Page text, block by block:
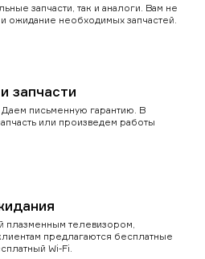
запчасти, так и аналоги. Вам не
ожидание необходимых запчастей.
запчасти
письменную гарантию. В
или произведем работы
плазменным телевизором,
предлагаются бесплатные
Wi-Fi.